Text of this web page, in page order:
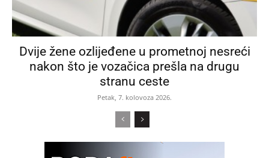
Dvije žene ozlijeđene u prometnoj nesreći
nakon što je vozačica prešla na drugu
stranu ceste
Petak, 7. kolovoza 2026.